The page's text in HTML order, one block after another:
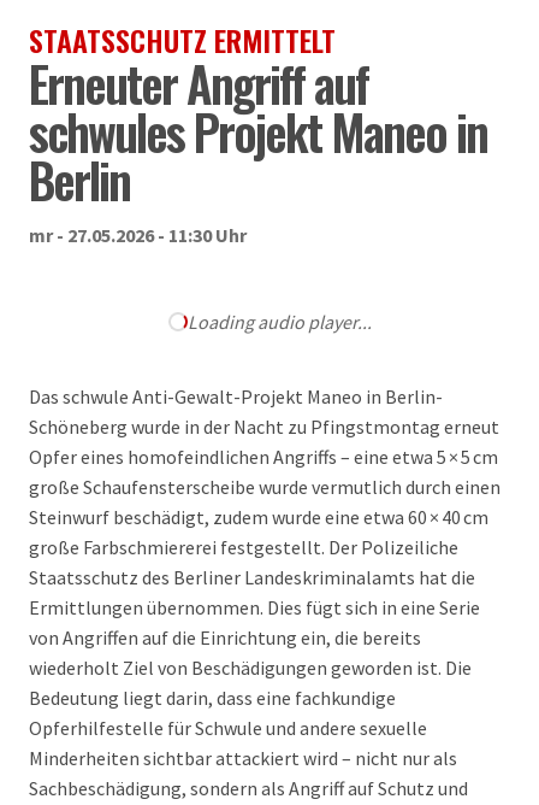
STAATSSCHUTZ ERMITTELT
Erneuter Angriff auf
schwules Projekt Maneo in
Berlin
mr - 27.05.2026 - 11:30 Uhr
Loading audio player...
Das schwule Anti-Gewalt-Projekt Maneo in Berlin-
Schöneberg wurde in der Nacht zu Pfingstmontag erneut
Opfer eines homofeindlichen Angriffs – eine etwa 5 × 5 cm
große Schaufensterscheibe wurde vermutlich durch einen
Steinwurf beschädigt, zudem wurde eine etwa 60 × 40 cm
große Farbschmiererei festgestellt. Der Polizeiliche
Staatsschutz des Berliner Landeskriminalamts hat die
Ermittlungen übernommen. Dies fügt sich in eine Serie
von Angriffen auf die Einrichtung ein, die bereits
wiederholt Ziel von Beschädigungen geworden ist. Die
Bedeutung liegt darin, dass eine fachkundige
Opferhilfestelle für Schwule und andere sexuelle
Minderheiten sichtbar attackiert wird – nicht nur als
Sachbeschädigung, sondern als Angriff auf Schutz und